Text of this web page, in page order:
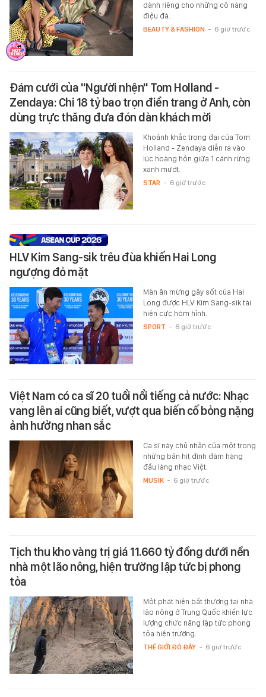
dành riêng cho những cô nàng
điệu đà.
BEAUTY & FASHION - 6 giờ trước
Đám cưới của "Người nhện" Tom Holland -
Zendaya: Chi 18 tỷ bao trọn điền trang ở Anh, còn
dùng trực thăng đưa đón dàn khách mời
Khoảnh khắc trọng đại của Tom
Holland - Zendaya diễn ra vào
lúc hoàng hôn giữa 1 cánh rừng
xanh mướt.
STAR - 6 giờ trước
HLV Kim Sang-sik trêu đùa khiến Hai Long
ngượng đỏ mặt
Màn ăn mừng gây sốt của Hai
Long được HLV Kim Sang-sik tái
hiện cực hóm hỉnh.
SPORT - 6 giờ trước
Việt Nam có ca sĩ 20 tuổi nổi tiếng cả nước: Nhạc
vang lên ai cũng biết, vượt qua biến cố bỏng nặng
ảnh hưởng nhan sắc
Ca sĩ này chủ nhân của một trong
những bản hit đình đám hàng
đầu làng nhạc Việt.
MUSIK - 6 giờ trước
Tịch thu kho vàng trị giá 11.660 tỷ đồng dưới nền
nhà một lão nông, hiện trường lập tức bị phong
tỏa
Một phát hiện bất thường tại nhà
lão nông ở Trung Quốc khiến lực
lượng chức năng lập tức phong
tỏa hiện trường.
THẾ GIỚI ĐÓ ĐÂY - 6 giờ trước